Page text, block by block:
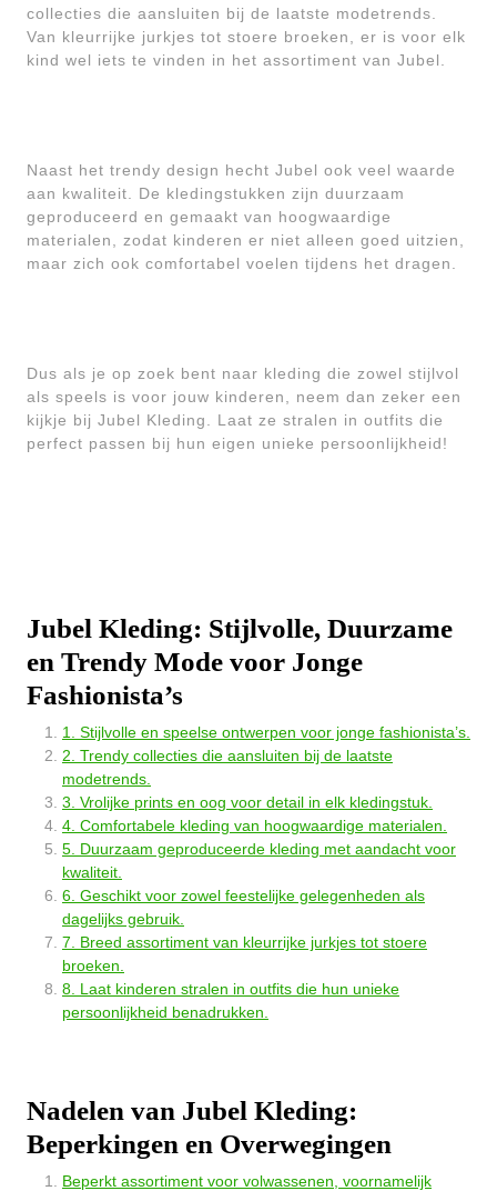
collecties die aansluiten bij de laatste modetrends.
Van kleurrijke jurkjes tot stoere broeken, er is voor elk
kind wel iets te vinden in het assortiment van Jubel.
Naast het trendy design hecht Jubel ook veel waarde
aan kwaliteit. De kledingstukken zijn duurzaam
geproduceerd en gemaakt van hoogwaardige
materialen, zodat kinderen er niet alleen goed uitzien,
maar zich ook comfortabel voelen tijdens het dragen.
Dus als je op zoek bent naar kleding die zowel stijlvol
als speels is voor jouw kinderen, neem dan zeker een
kijkje bij Jubel Kleding. Laat ze stralen in outfits die
perfect passen bij hun eigen unieke persoonlijkheid!
Jubel Kleding: Stijlvolle, Duurzame
en Trendy Mode voor Jonge
Fashionista’s
1. Stijlvolle en speelse ontwerpen voor jonge fashionista’s.
2. Trendy collecties die aansluiten bij de laatste
modetrends.
3. Vrolijke prints en oog voor detail in elk kledingstuk.
4. Comfortabele kleding van hoogwaardige materialen.
5. Duurzaam geproduceerde kleding met aandacht voor
kwaliteit.
6. Geschikt voor zowel feestelijke gelegenheden als
dagelijks gebruik.
7. Breed assortiment van kleurrijke jurkjes tot stoere
broeken.
8. Laat kinderen stralen in outfits die hun unieke
persoonlijkheid benadrukken.
Nadelen van Jubel Kleding:
Beperkingen en Overwegingen
Beperkt assortiment voor volwassenen, voornamelijk